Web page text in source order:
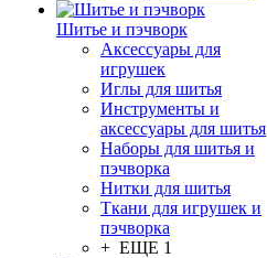
Шитье и пэчворк
Аксессуары для
игрушек
Иглы для шитья
Инструменты и
аксессуары для шитья
Наборы для шитья и
пэчворка
Нитки для шитья
Ткани для игрушек и
пэчворка
+ ЕЩЕ 1